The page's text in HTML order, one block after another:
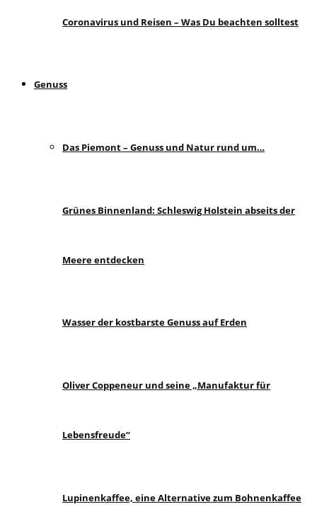
Coronavirus und Reisen – Was Du beachten solltest
Genuss
Das Piemont – Genuss und Natur rund um…
Grünes Binnenland: Schleswig Holstein abseits der
Meere entdecken
Wasser der kostbarste Genuss auf Erden
Oliver Coppeneur und seine „Manufaktur für
Lebensfreude“
Lupinenkaffee, eine Alternative zum Bohnenkaffee